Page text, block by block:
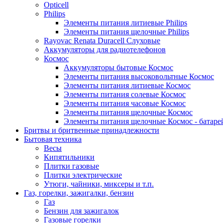
Opticell
Philips
Элементы питания литиевые Philips
Элементы питания щелочные Philips
Rayovac Renata Duracell Слуховые
Аккумуляторы для радиотелефонов
Космос
Аккумуляторы бытовые Космос
Элементы питания высоковольтные Космос
Элементы питания литиевые Космос
Элементы питания солевые Космос
Элементы питания часовые Космос
Элементы питания щелочные Космос
Элементы питания щелочные Космос -
Бритвы и бритвенные принадлежности
Бытовая техника
Весы
Кипятильники
Плитки газовые
Плитки электрические
Утюги, чайники, миксеры и т.п.
Газ, горелки, зажигалки, бензин
Газ
Бензин для зажигалок
Газовые горелки